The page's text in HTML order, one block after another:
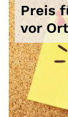
Preis
vor Ort